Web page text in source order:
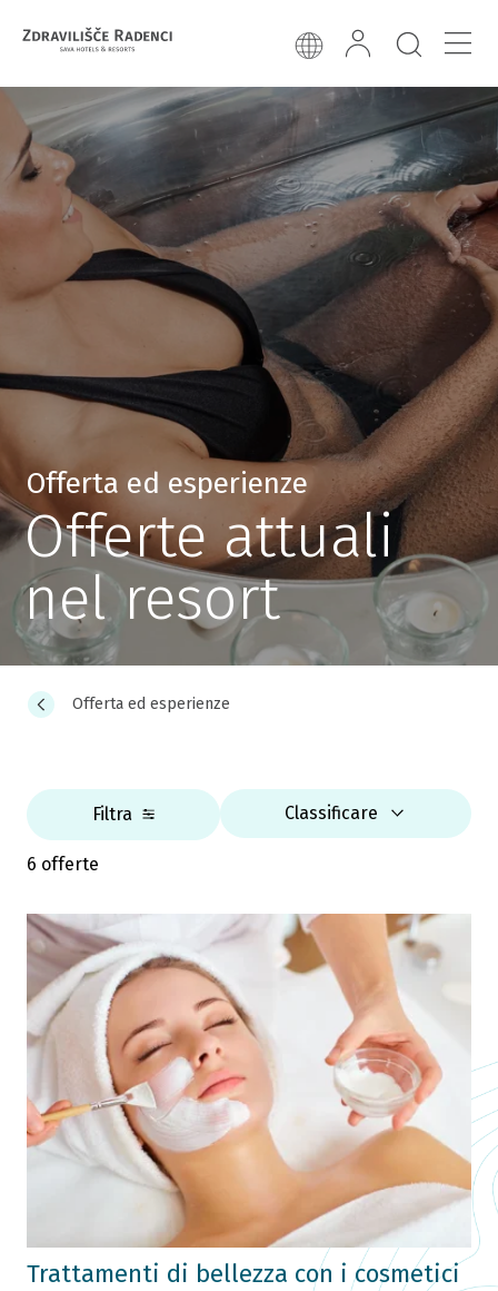
Offerta ed esperienze
Offerte attuali
nel resort
Offerta ed esperienze
Filtra Classificare
6 offerte
Trattamenti di bellezza con i cosmetici